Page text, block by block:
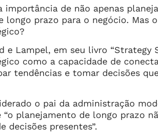
importância de não apenas
longo prazo para o negócio. Mas
e Lampel, em seu livro “Strategy
como a capacidade de
tendências e tomar decisões
o pai da administração
“o planejamento de longo prazo
decisões presentes”.